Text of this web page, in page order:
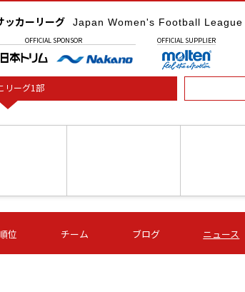
ッカーリーグ Japan Women's Football League
OFFICIAL SPONSOR OFFICIAL SUPPLIER
リーグ1部
05 (土) 15:00
人の星
-
第16節 09/05 (土) 16:00
ＡＧＦ
-
いちご
-
位 チーム ブログ ニュース